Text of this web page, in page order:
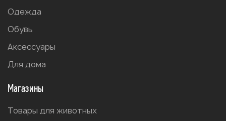
Одежда
Обувь
Аксессуары
Для дома
Магазины
Товары для животных